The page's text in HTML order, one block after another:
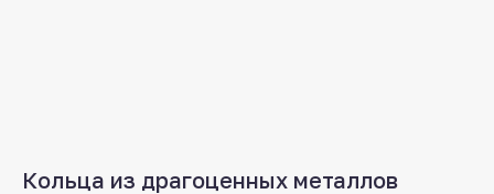
Кольца из драгоценных металлов